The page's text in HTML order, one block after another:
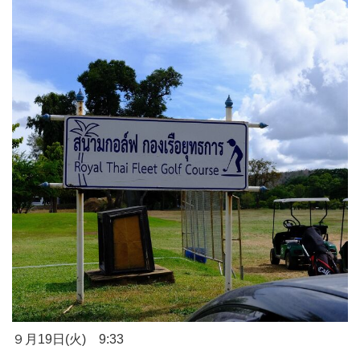
９月19日(火) 9:33